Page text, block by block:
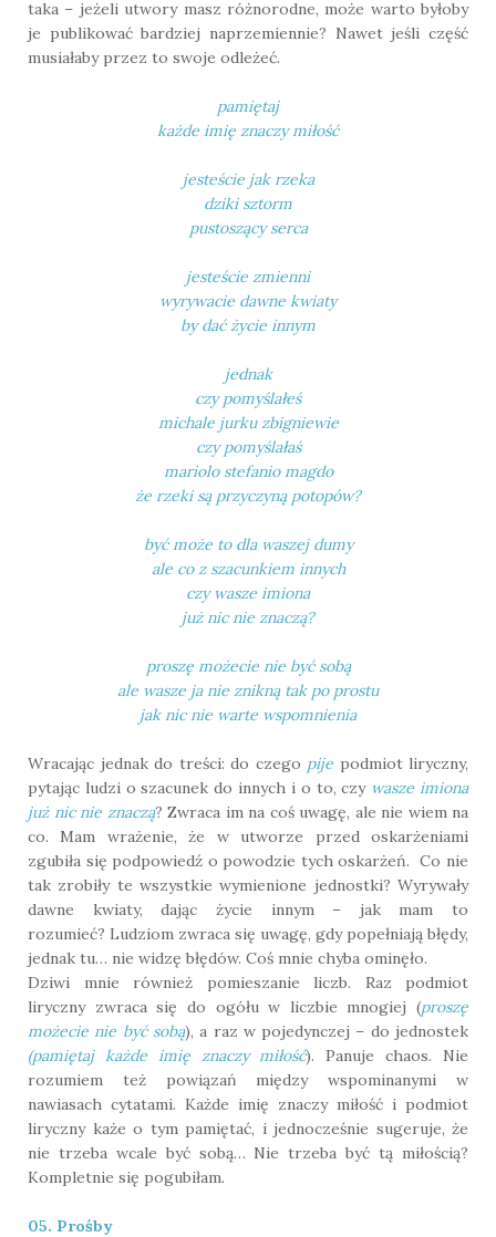
taka – jeżeli utwory masz różnorodne, może warto byłoby
je publikować bardziej naprzemiennie? Nawet jeśli część
musiałaby przez to swoje odleżeć.
pamiętaj
każde imię znaczy miłość
jesteście jak rzeka
dziki sztorm
pustoszący serca
jesteście zmienni
wyrywacie dawne kwiaty
by dać życie innym
jednak
czy pomyślałeś
michale jurku zbigniewie
czy pomyślałaś
mariolo stefanio magdo
że rzeki są przyczyną potopów?
być może to dla waszej dumy
ale co z szacunkiem innych
czy wasze imiona
już nic nie znaczą?
proszę możecie nie być sobą
ale wasze ja nie znikną tak po prostu
jak nic nie warte wspomnienia
Wracając jednak do treści: do czego pije podmiot liryczny,
pytając ludzi o szacunek do innych i o to, czy wasze imiona
już nic nie znaczą? Zwraca im na coś uwagę, ale nie wiem na
co. Mam wrażenie, że w utworze przed oskarżeniami
zgubiła się podpowiedź o powodzie tych oskarżeń. Co nie
tak zrobiły te wszystkie wymienione jednostki? Wyrywały
dawne kwiaty, dając życie innym – jak mam to
rozumieć? Ludziom zwraca się uwagę, gdy popełniają błędy,
jednak tu… nie widzę błędów. Coś mnie chyba ominęło.
Dziwi mnie również pomieszanie liczb. Raz podmiot
liryczny zwraca się do ogółu w liczbie mnogiej (proszę
możecie nie być sobą), a raz w pojedynczej – do jednostek
(pamiętaj każde imię znaczy miłość). Panuje chaos. Nie
rozumiem też powiązań między wspominanymi w
nawiasach cytatami. Każde imię znaczy miłość i podmiot
liryczny każe o tym pamiętać, i jednocześnie sugeruje, że
nie trzeba wcale być sobą… Nie trzeba być tą miłością?
Kompletnie się pogubiłam.
05. Prośby